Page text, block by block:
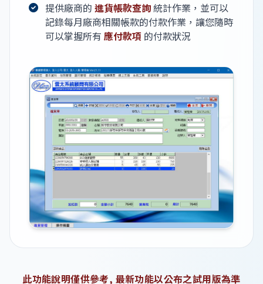
提供廠商的 進貨帳款查詢統計作業，並可以
記錄每月廠商相關帳款的付款作業，讓您隨時
可以掌握所有 應付款項 的付款狀況
此功能說明僅供參考, 最新功能以公布之試用版為準